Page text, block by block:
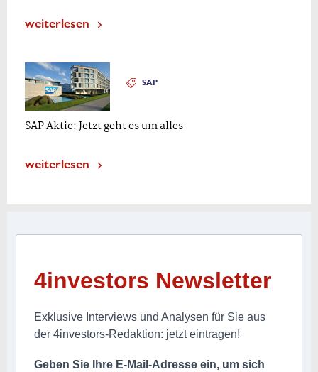
weiterlesen
SAP
SAP Aktie: Jetzt geht es um alles
weiterlesen
4investors Newsletter
Exklusive Interviews und Analysen für Sie aus
der 4investors-Redaktion: jetzt eintragen!
Geben Sie Ihre E-Mail-Adresse ein, um sich